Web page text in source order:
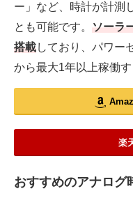
ー」など、時計が計測
とも可能です。 ソーラ
搭載しており、パワー
から最大1年以上稼働す
楽
おすすめのアナログ